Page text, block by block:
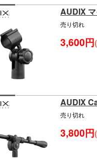
AUDIX
売り切れ
3,600円
AUDIX
売り切れ
3,800円